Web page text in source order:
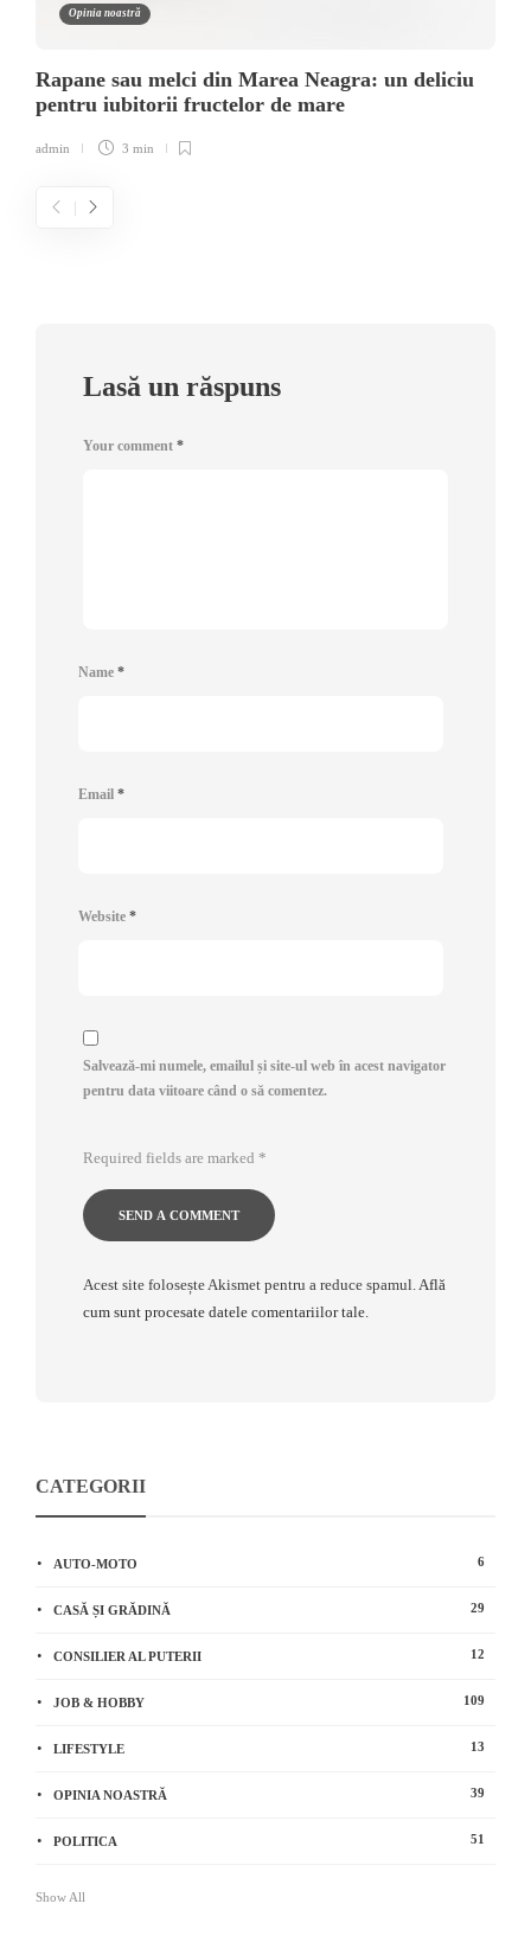
Opinia noastră
Rapane sau melci din Marea Neagra: un deliciu
pentru iubitorii fructelor de mare
admin 3 min
Lasă un răspuns
Your comment *
Name *
Email *
Website *
Salvează-mi numele, emailul și site-ul web în acest navigator
pentru data viitoare când o să comentez.
Required fields are marked *
Acest site folosește Akismet pentru a reduce spamul.Află
cum sunt procesate datele comentariilor tale.
CATEGORII
AUTO-MOTO 6
CASĂ ȘI GRĂDINĂ 29
CONSILIER AL PUTERII 12
JOB & HOBBY 109
LIFESTYLE 13
OPINIA NOASTRĂ 39
POLITICA 51
Show All